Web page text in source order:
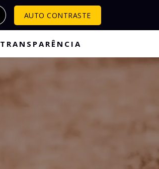
AUTO CONTRASTE
TRANSPARÊNCIA